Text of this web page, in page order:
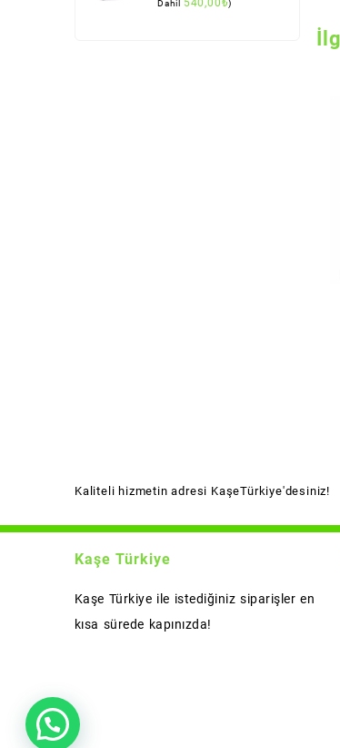
Dahil 540,00₺)
Kaliteli hizmetin adresi KaşeTürkiye'desiniz!
Kaşe Türkiye
Kaşe Türkiye ile istediğiniz siparişler en
kısa sürede kapınızda!